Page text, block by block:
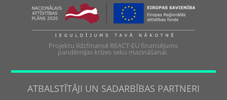
Projektu līdzfinansē REACT-EU finansējums
pandēmijas krīzes seku mazināšanai.
ATBALSTĪTĀJI UN SADARBĪBAS PARTNERI